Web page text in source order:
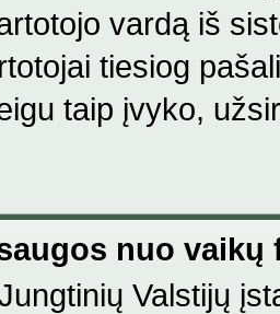
vardą iš
tiesiog
taip įvyko,
nuo vaikų
Valstijų